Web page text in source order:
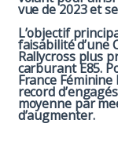
vue de 2023 et
L’objectif
faisabilité d’une
Rallycross plus
carburantE85.
France Féminine
record
moyenne par
d’augmenter.